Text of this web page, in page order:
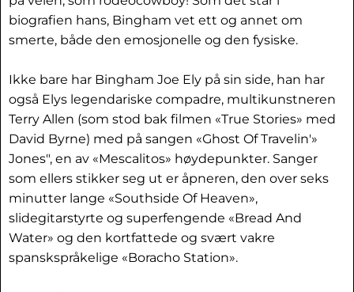
biografien hans, Bingham vet ett og annet om
smerte, både den emosjonelle og den fysiske.
Ikke bare har Bingham Joe Ely på sin side, han har
også Elys legendariske compadre, multikunstneren
Terry Allen (som stod bak filmen «True Stories» med
David Byrne) med på sangen «Ghost Of Travelin'»
Jones", en av «Mescalitos» høydepunkter. Sanger
som ellers stikker seg ut er åpneren, den over seks
minutter lange «Southside Of Heaven»,
slidegitarstyrte og superfengende «Bread And
Water» og den kortfattede og svært vakre
spanskspråkelige «Boracho Station».